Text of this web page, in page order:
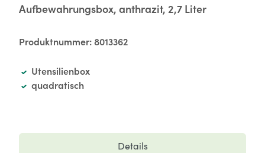
Aufbewahrungsbox, anthrazit, 2,7 Liter
Produktnummer:8013362
Utensilienbox
quadratisch
Details